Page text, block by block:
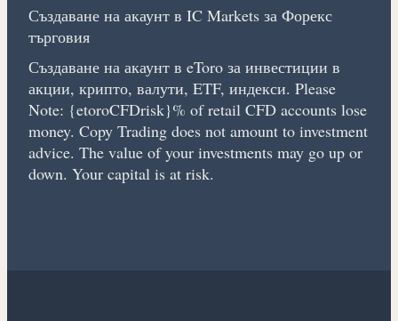
Създаване на акаунт в IC Markets за Форекс
търговия
Създаване на акаунт в eToro за инвестиции в
акции, крипто, валути, ETF, индекси. Please
Note: {etoroCFDrisk}% of retail CFD accounts lose
money. Copy Trading does not amount to investment
advice. The value of your investments may go up or
down. Your capital is at risk.